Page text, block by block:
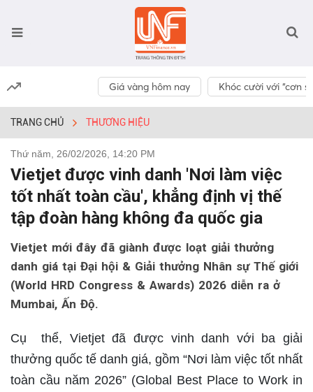
Giá vàng hôm nay Khóc cười với “cơn
TRANG CHỦ THƯƠNG HIỆU
Thứ năm, 26/02/2026, 14:20 PM
Vietjet được vinh danh 'Nơi làm việc
tốt nhất toàn cầu', khẳng định vị thế
tập đoàn hàng không đa quốc gia
Vietjet mới đây đã giành được loạt giải thưởng
danh giá tại Đại hội & Giải thưởng Nhân sự Thế giới
(World HRD Congress & Awards) 2026 diễn ra ở
Mumbai, Ấn Độ.
Cụ thể, Vietjet đã được vinh danh với ba giải
thưởng quốc tế danh giá, gồm “Nơi làm việc tốt nhất
toàn cầu năm 2026” (Global Best Place to Work in